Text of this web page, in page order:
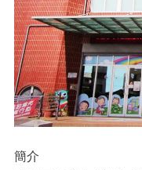
簡介